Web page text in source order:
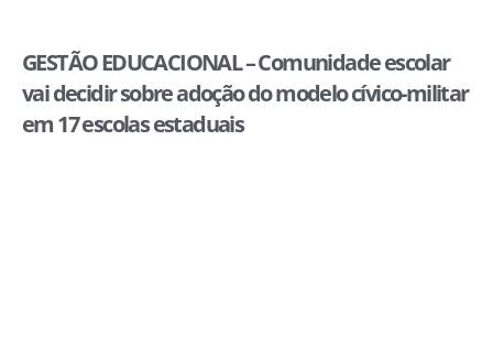
GESTÃO EDUCACIONAL – Comunidade escolar
vai decidir sobre adoção do modelo cívico-militar
em 17 escolas estaduais